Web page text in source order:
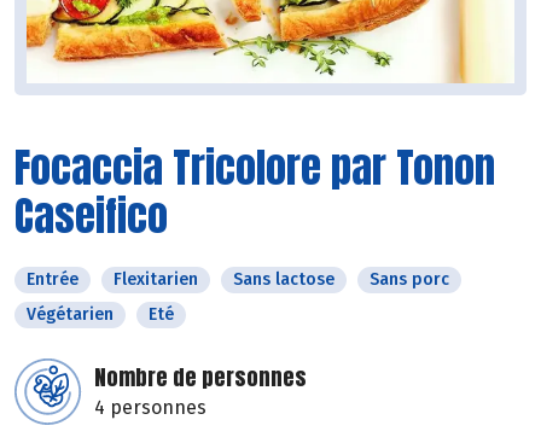
Focaccia Tricolore par Tonon
Caseifico
Entrée Flexitarien Sans lactose
Sans porc
Végétarien
Eté
Nombre de personnes
4 personnes